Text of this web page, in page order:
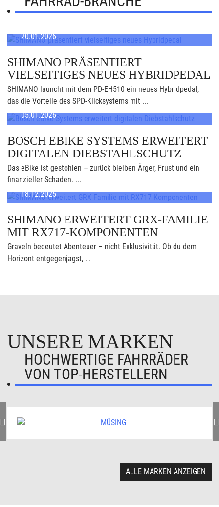
20.01.2026
SHIMANO PRÄSENTIERT
VIELSEITIGES NEUES HYBRIDPEDAL
SHIMANO launcht mit dem PD-EH510 ein neues Hybridpedal,
das die Vorteile des SPD-Klicksystems mit ...
05.01.2026
BOSCH EBIKE SYSTEMS ERWEITERT
DIGITALEN DIEBSTAHLSCHUTZ
Das eBike ist gestohlen – zurück bleiben Ärger, Frust und ein
finanzieller Schaden. ...
18.12.2025
SHIMANO ERWEITERT GRX-FAMILIE
MIT RX717-KOMPONENTEN
Graveln bedeutet Abenteuer – nicht Exklusivität. Ob du dem
Horizont entgegenjagst, ...
UNSERE MARKEN
HOCHWERTIGE FAHRRÄDER
VON TOP-HERSTELLERN
ALLE MARKEN ANZEIGEN